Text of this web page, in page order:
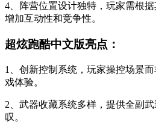
4、阵营位置设计独特，玩家需根据
增加互动性和竞争性。
超炫跑酷中文版亮点：
1、创新控制系统，玩家操控场景
戏体验。
2、武器收藏系统多样，提供全副
叹。